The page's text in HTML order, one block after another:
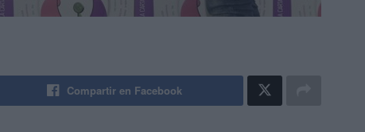
Compartir en Facebook